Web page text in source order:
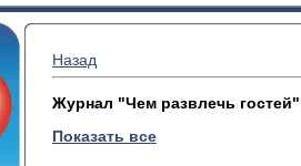
Назад
Журнал "Чем развлечь гостей"
Показать все